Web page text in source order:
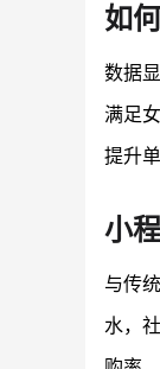
如
数据显
满足
提升
小
与传
水，